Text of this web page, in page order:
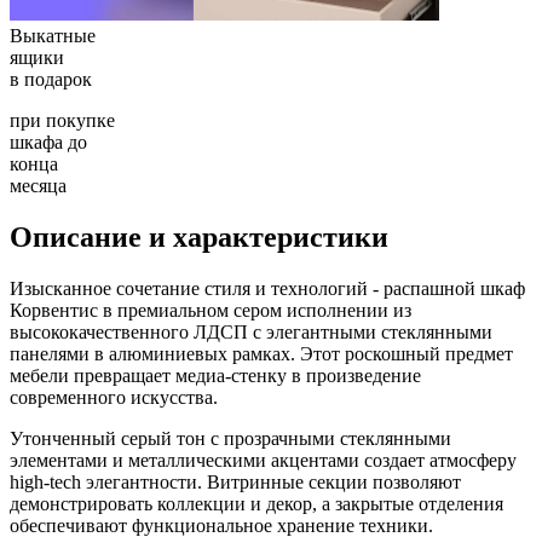
Выкатные
ящики
в подарок
при покупке
шкафа до
конца
месяца
Описание и характеристики
Изысканное сочетание стиля и технологий - распашной шкаф
Корвентис в премиальном сером исполнении из
высококачественного ЛДСП с элегантными стеклянными
панелями в алюминиевых рамках. Этот роскошный предмет
мебели превращает медиа-стенку в произведение
современного искусства.
Утонченный серый тон с прозрачными стеклянными
элементами и металлическими акцентами создает атмосферу
high-tech элегантности. Витринные секции позволяют
демонстрировать коллекции и декор, а закрытые отделения
обеспечивают функциональное хранение техники.